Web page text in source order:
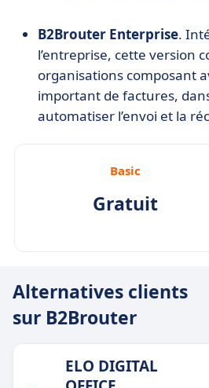
B2Brouter Enterprise.
l’entreprise, cette version
organisations composant
important de factures,
automatiser l’envoi et la
Basic
Gratuit
Alternatives clients
sur B2Brouter
ELO DIGITAL